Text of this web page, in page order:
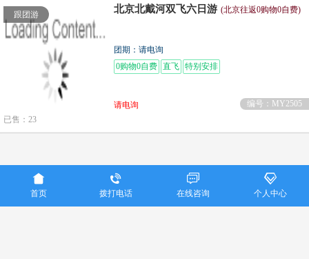
跟团游 北京北戴河双飞六日游 (北京往返0购物0自费)
团期：请电询
0购物0自费 直飞 特别安排
请电询
编号：MY2505
已售：23
重庆美亚国际旅行社联系电话：023-86915016
Copyright ©
重庆美亚国际旅行社

首页

拨打电话

在线咨询

个人中心